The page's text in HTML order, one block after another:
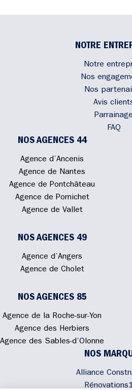
NOTRE
Notre
Nos
Nos
Avis
Parrainage
FAQ
NOS AGENCES 44
Agence d’Ancenis
Agence de Nantes
Agence de Pontchâteau
Agence de Pornichet
Agence de Vallet
NOS AGENCES 49
Agence d’Angers
Agence de Cholet
NOS AGENCES 85
Agence de la Roche-sur-Yon
Agence des Herbiers
Agence des Sables-d’Olonne
NOS
Alliance